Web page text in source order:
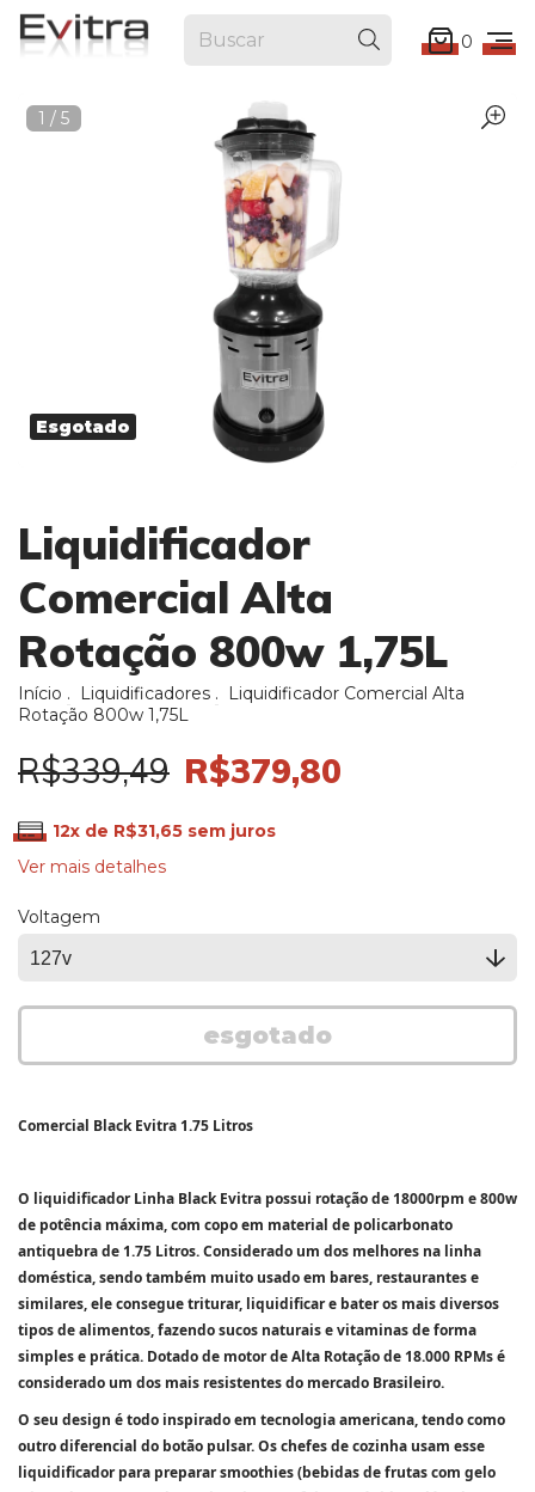
0
Liquidificador
Comercial Alta
Rotação 800w 1,75L
Início . Liquidificadores .
Liquidificador Comercial Alta
Rotação 800w 1,75L
R$339,49 R$379,80
12x de R$31,65sem juros
Ver mais detalhes
Voltagem
Comercial Black Evitra 1.75 Litros
O liquidificador Linha Black Evitra possui rotação de 18000rpm e 800w
de potência máxima, com copo em material de policarbonato
antiquebra de 1.75 Litros. Considerado um dos melhores na linha
doméstica, sendo também muito usado em bares, restaurantes e
similares, ele consegue triturar, liquidificar e bater os mais diversos
tipos de alimentos, fazendo sucos naturais e vitaminas de forma
simples e prática. Dotado de motor de Alta Rotação de 18.000 RPMs é
considerado um dos mais resistentes do mercado Brasileiro.
O seu design é todo inspirado em tecnologia americana, tendo como
outro diferencial do botão pulsar. Os chefes de cozinha usam esse
liquidificador para preparar smoothies (bebidas de frutas com gelo
Esgotado
1 / 5